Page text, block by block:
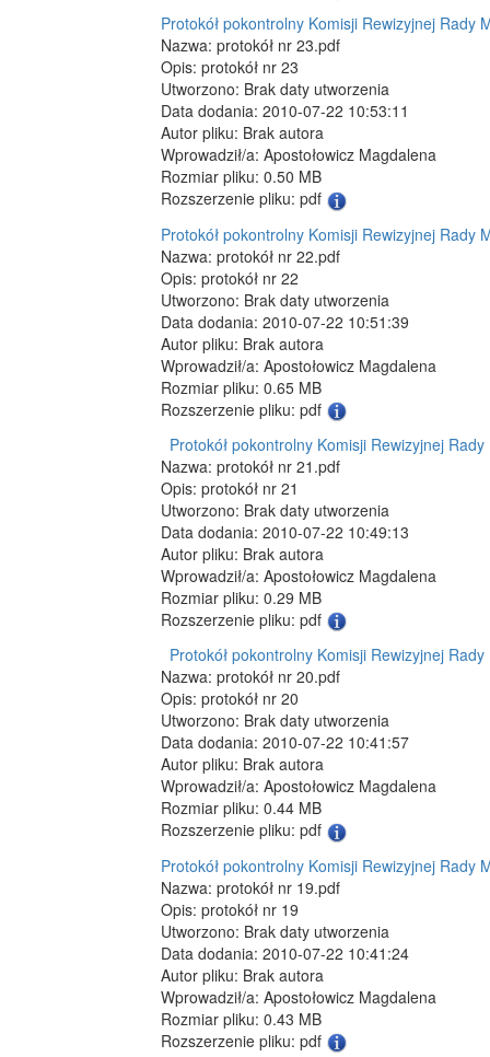
Protokół pokontrolny Komisji Rewizyjnej Rady
Nazwa: protokół nr 23.pdf
Opis: protokół nr 23
Utworzono: Brak daty utworzenia
Data dodania: 2010-07-22 10:53:11
Autor pliku: Brak autora
Wprowadził/a: Apostołowicz Magdalena
Rozmiar pliku: 0.50 MB
Rozszerzenie pliku: pdf
Protokół pokontrolny Komisji Rewizyjnej Rady
Nazwa: protokół nr 22.pdf
Opis: protokół nr 22
Utworzono: Brak daty utworzenia
Data dodania: 2010-07-22 10:51:39
Autor pliku: Brak autora
Wprowadził/a: Apostołowicz Magdalena
Rozmiar pliku: 0.65 MB
Rozszerzenie pliku: pdf
Protokół pokontrolny Komisji Rewizyjnej
Nazwa: protokół nr 21.pdf
Opis: protokół nr 21
Utworzono: Brak daty utworzenia
Data dodania: 2010-07-22 10:49:13
Autor pliku: Brak autora
Wprowadził/a: Apostołowicz Magdalena
Rozmiar pliku: 0.29 MB
Rozszerzenie pliku: pdf
Protokół pokontrolny Komisji Rewizyjnej
Nazwa: protokół nr 20.pdf
Opis: protokół nr 20
Utworzono: Brak daty utworzenia
Data dodania: 2010-07-22 10:41:57
Autor pliku: Brak autora
Wprowadził/a: Apostołowicz Magdalena
Rozmiar pliku: 0.44 MB
Rozszerzenie pliku: pdf
Protokół pokontrolny Komisji Rewizyjnej Rady
Nazwa: protokół nr 19.pdf
Opis: protokół nr 19
Utworzono: Brak daty utworzenia
Data dodania: 2010-07-22 10:41:24
Autor pliku: Brak autora
Wprowadził/a: Apostołowicz Magdalena
Rozmiar pliku: 0.43 MB
Rozszerzenie pliku: pdf